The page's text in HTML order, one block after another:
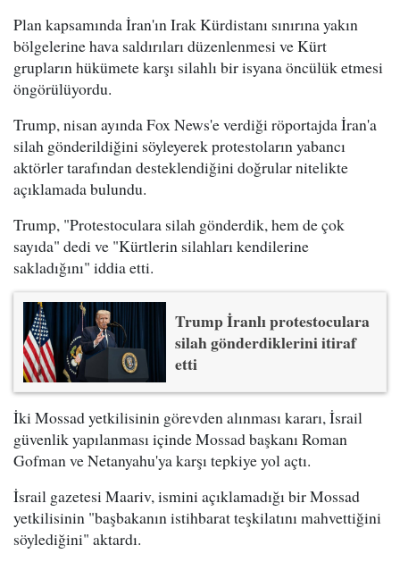
Plan kapsamında İran'ın Irak Kürdistanı sınırına yakın
bölgelerine hava saldırıları düzenlenmesi ve Kürt
grupların hükümete karşı silahlı bir isyana öncülük etmesi
öngörülüyordu.
Trump, nisan ayında Fox News'e verdiği röportajda İran'a
silah gönderildiğini söyleyerek protestoların yabancı
aktörler tarafından desteklendiğini doğrular nitelikte
açıklamada bulundu.
Trump, "Protestoculara silah gönderdik, hem de çok
sayıda" dedi ve "Kürtlerin silahları kendilerine
sakladığını" iddia etti.
Trump İranlı protestoculara
silah gönderdiklerini itiraf
etti
İki Mossad yetkilisinin görevden alınması kararı, İsrail
güvenlik yapılanması içinde Mossad başkanı Roman
Gofman ve Netanyahu'ya karşı tepkiye yol açtı.
İsrail gazetesi Maariv, ismini açıklamadığı bir Mossad
yetkilisinin "başbakanın istihbarat teşkilatını mahvettiğini
söylediğini" aktardı.